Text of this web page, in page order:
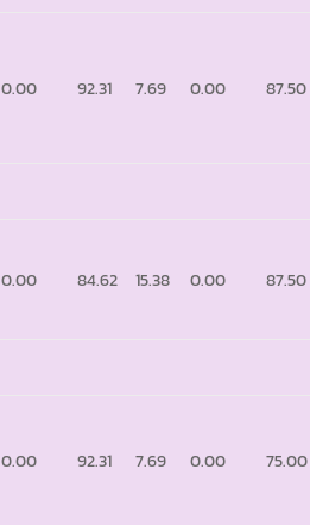
0.00 92.31 7.69 0.00 87.50
0.00 84.62 15.38 0.00 87.50
0.00 92.31 7.69 0.00 75.00